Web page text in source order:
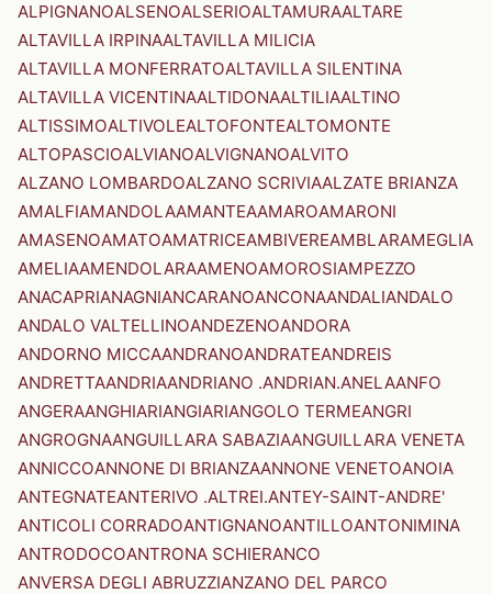
ALPIGNANOALSENOALSERIOALTAMURAALTARE
ALTAVILLA IRPINAALTAVILLA MILICIA
ALTAVILLA MONFERRATOALTAVILLA SILENTINA
ALTAVILLA VICENTINAALTIDONAALTILIAALTINO
ALTISSIMOALTIVOLEALTOFONTEALTOMONTE
ALTOPASCIOALVIANOALVIGNANOALVITO
ALZANO LOMBARDOALZANO SCRIVIAALZATE BRIANZA
AMALFIAMANDOLAAMANTEAAMAROAMARONI
AMASENOAMATOAMATRICEAMBIVEREAMBLARAMEGLIA
AMELIAAMENDOLARAAMENOAMOROSIAMPEZZO
ANACAPRIANAGNIANCARANOANCONAANDALIANDALO
ANDALO VALTELLINOANDEZENOANDORA
ANDORNO MICCAANDRANOANDRATEANDREIS
ANDRETTAANDRIAANDRIANO .ANDRIAN.ANELAANFO
ANGERAANGHIARIANGIARIANGOLO TERMEANGRI
ANGROGNAANGUILLARA SABAZIAANGUILLARA VENETA
ANNICCOANNONE DI BRIANZAANNONE VENETOANOIA
ANTEGNATEANTERIVO .ALTREI.ANTEY-SAINT-ANDRE'
ANTICOLI CORRADOANTIGNANOANTILLOANTONIMINA
ANTRODOCOANTRONA SCHIERANCO
ANVERSA DEGLI ABRUZZIANZANO DEL PARCO